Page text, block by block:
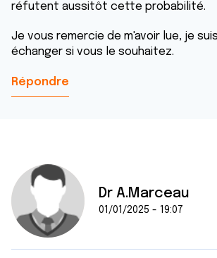
réfutent aussitôt cette probabilité.
Je vous remercie de m'avoir lue, je
échanger si vous le souhaitez.
Répondre
Dr A.Marceau
01/01/2025 - 19:07